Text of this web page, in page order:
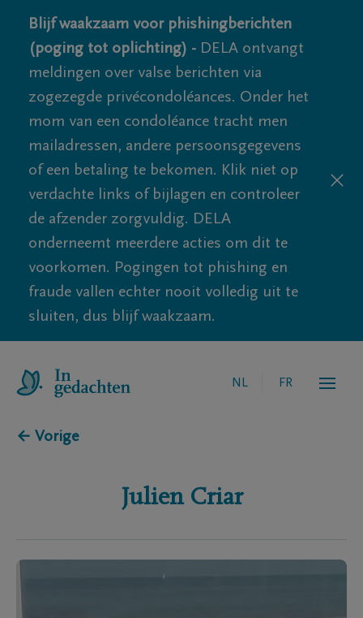
Blijf waakzaam voor phishingberichten
(poging tot oplichting) - DELA ontvangt
meldingen over valse berichten via
zogezegde privécondoléances. Onder het
mom van een condoléance tracht men
mailadressen, andere persoonsgegevens
of een betaling te bekomen. Klik niet op
verdachte links of bijlagen en controleer
de afzender zorgvuldig. DELA
onderneemt meerdere acties om dit te
voorkomen. Pogingen tot phishing en
fraude vallen echter nooit volledig uit te
sluiten, dus blijf waakzaam.
NL FR
← Vorige
Julien Criar